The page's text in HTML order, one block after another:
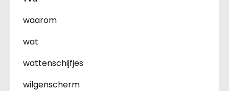
waarom
wat
wattenschijfjes
wilgenscherm